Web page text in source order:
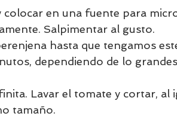
en una fuente para
Salpimentar al gusto.
hasta que tengamos
dependiendo de lo
Lavar el tomate y cortar, al
tamaño.